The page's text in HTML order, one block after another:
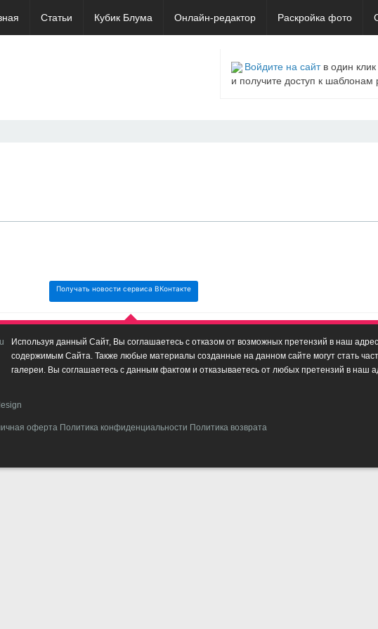
Статьи Кубик Блума Онлайн-редактор Раскройка фото
Войдите на сайтв один клик
и получите доступ к шаблонам
Получать новости сервиса ВКонтакте
Используя данный Сайт, Вы соглашаетесь с отказом от возможных претензий в наш адрес
содержимым Сайта. Также любые материалы созданные на данном сайте могут стать
галереи. Вы соглашаетесь с данным фактом и отказываетесь от любых претензий в наш
оферта Политика конфиденциальности Политика возврата